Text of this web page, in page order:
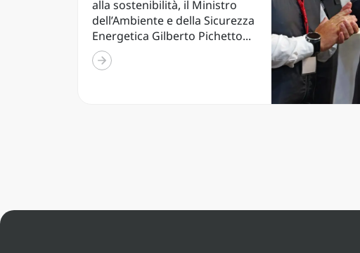
alla sostenibilità, il Ministro
dell’Ambiente e della Sicurezza
Energetica Gilberto Pichetto...